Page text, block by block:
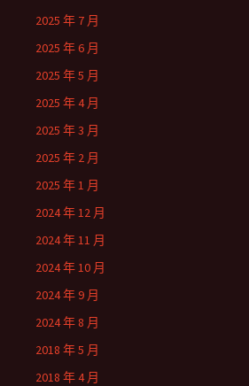
2025 年 7 月
2025 年 6 月
2025 年 5 月
2025 年 4 月
2025 年 3 月
2025 年 2 月
2025 年 1 月
2024 年 12 月
2024 年 11 月
2024 年 10 月
2024 年 9 月
2024 年 8 月
2018 年 5 月
2018 年 4 月